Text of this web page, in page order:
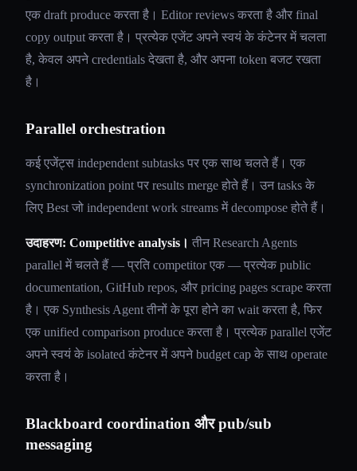
एक draft produce करता है। Editor reviews करता है और final
copy output करता है। प्रत्येक एजेंट अपने स्वयं के कंटेनर में चलता
है, केवल अपने credentials देखता है, और अपना token बजट रखता
है।
Parallel orchestration
कई एजेंट्स independent subtasks पर एक साथ चलते हैं। एक
synchronization point पर results merge होते हैं। उन tasks के
लिए Best जो independent work streams में decompose होते हैं।
उदाहरण: Competitive analysis। तीन Research Agents
parallel में चलते हैं — प्रति competitor एक — प्रत्येक public
documentation, GitHub repos, और pricing pages scrape करता
है। एक Synthesis Agent तीनों के पूरा होने का wait करता है, फिर
एक unified comparison produce करता है। प्रत्येक parallel एजेंट
अपने स्वयं के isolated कंटेनर में अपने budget cap के साथ operate
करता है।
Blackboard coordination और pub/sub
messaging